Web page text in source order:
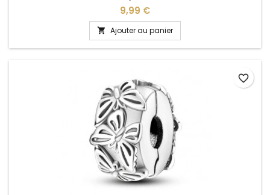
de notre site idéal pour : Noël, Saint Valentin, anniversaire,
anniversaire de mariage
Prix
9,99 €
 Ajouter au panier
favorite_border